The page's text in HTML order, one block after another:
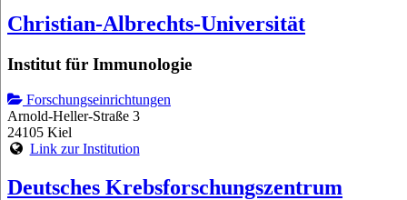
Christian-Albrechts-Universität
Institut für Immunologie
Forschungseinrichtungen
Arnold-Heller-Straße 3
24105 Kiel
Link zur Institution
Deutsches Krebsforschungszentrum